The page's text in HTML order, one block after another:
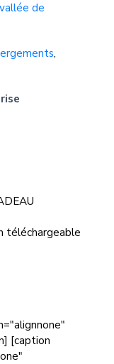
de
,
téléchargeable
[caption